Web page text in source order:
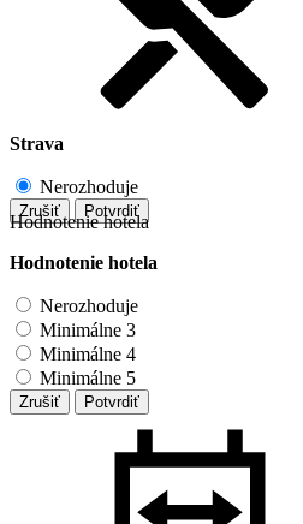
Strava
Nerozhoduje
Zrušiť Potvrdiť
Hodnotenie hotela
Hodnotenie hotela
Nerozhoduje
Minimálne 3
Minimálne 4
Minimálne 5
Zrušiť Potvrdiť